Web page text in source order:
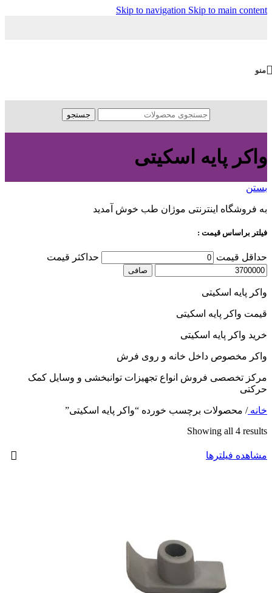
Skip to navigation Skip to main content
منو
جستجو
واکر پایه اسکیتی
بستن
به فروشگاه اینترنتی موژان طب خوش آمدید
فیلتر براساس قیمت :
حداقل قیمت حداكثر قيمت
صافی
واکر پایه اسکیتی
قیمت واکر پایه اسکیتی
خرید واکر پایه اسکیتی
واکر مخصوص داخل خانه و روی فرش
مرکز تخصصی فروش انواع تجهیزات توانبخشی و وسایل کمک
حرکتی
خانه/ محصولات برچسب خورده “واکر پایه اسکیتی”
Showing all 4 results
مشاهده فیلترها